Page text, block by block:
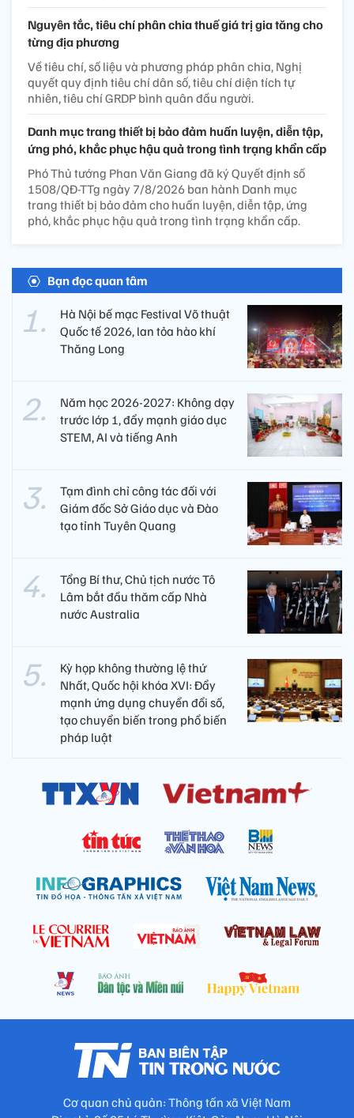
Nguyên tắc, tiêu chí phân chia thuế giá trị gia tăng cho
từng địa phương
Về tiêu chí, số liệu và phương pháp phân chia, Nghị
quyết quy định tiêu chí dân số, tiêu chí diện tích tự
nhiên, tiêu chí GRDP bình quân đầu người.
Danh mục trang thiết bị bảo đảm huấn luyện, diễn tập,
ứng phó, khắc phục hậu quả trong tình trạng khẩn cấp
Phó Thủ tướng Phan Văn Giang đã ký Quyết định số
1508/QĐ-TTg ngày 7/8/2026 ban hành Danh mục
trang thiết bị bảo đảm cho huấn luyện, diễn tập, ứng
phó, khắc phục hậu quả trong tình trạng khẩn cấp.
Bạn đọc quan tâm
Hà Nội bế mạc Festival Võ thuật
Quốc tế 2026, lan tỏa hào khí
Thăng Long
Năm học 2026-2027: Không dạy
trước lớp 1, đẩy mạnh giáo dục
STEM, AI và tiếng Anh
Tạm đình chỉ công tác đối với
Giám đốc Sở Giáo dục và Đào
tạo tỉnh Tuyên Quang
Tổng Bí thư, Chủ tịch nước Tô
Lâm bắt đầu thăm cấp Nhà
nước Australia
Kỳ họp không thường lệ thứ
Nhất, Quốc hội khóa XVI: Đẩy
mạnh ứng dụng chuyển đổi số,
tạo chuyển biến trong phổ biến
pháp luật
Cơ quan chủ quản: Thông tấn xã Việt Nam